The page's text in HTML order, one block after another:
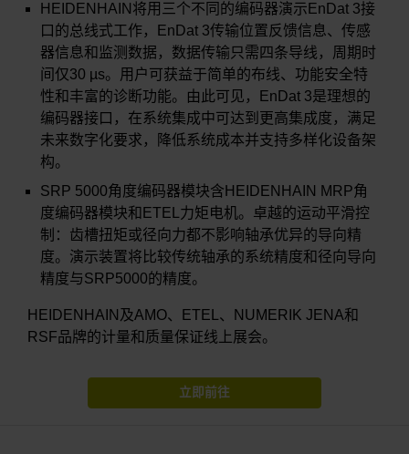
HEIDENHAIN将用三个不同的编码器演示EnDat 3接
口的总线式工作，EnDat 3传输位置反馈信息、传感
器信息和监测数据，数据传输只需四条导线，周期时
间仅30 µs。用户可获益于简单的布线、功能安全特
性和丰富的诊断功能。由此可见，EnDat 3是理想的
编码器接口，在系统集成中可达到更高集成度，满足
未来数字化要求，降低系统成本并支持多样化设备架
构。
SRP 5000角度编码器模块含HEIDENHAIN MRP角
度编码器模块和ETEL力矩电机。卓越的运动平滑控
制：齿槽扭矩或径向力都不影响轴承优异的导向精
度。演示装置将比较传统轴承的系统精度和径向导向
精度与SRP5000的精度。
HEIDENHAIN及AMO、ETEL、NUMERIK JENA和
RSF品牌的计量和质量保证线上展会。
立即前往